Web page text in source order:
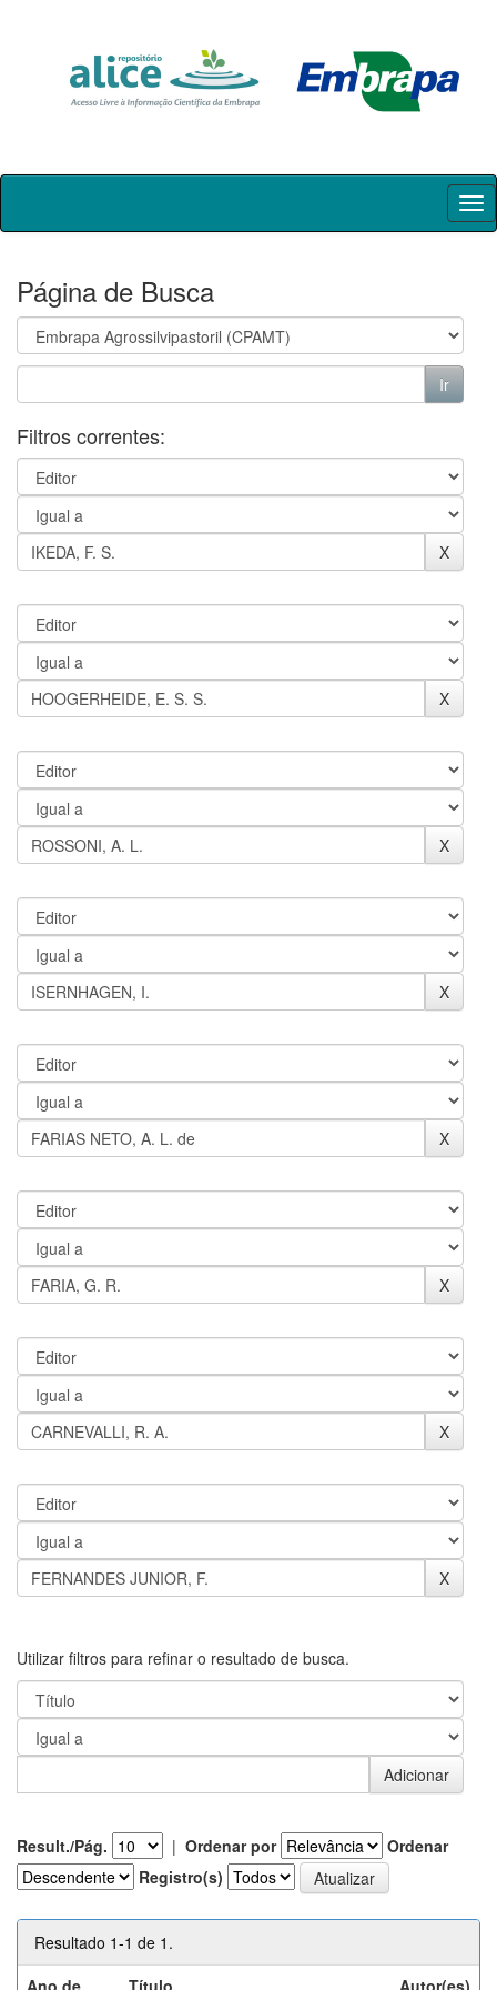
Skip
Página de Busca
Filtros correntes:
Utilizar filtros para refinar o resultado de busca.
Result./Pág. | Ordenar por
Ordenar
Registro(s)
Resultado 1-1 de 1.
Ano de
Título Autor(es)